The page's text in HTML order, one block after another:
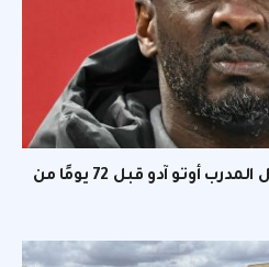
الاتحاد الغاني لكرة القدم يقيل المدرب أوتو آدو قبل 72 يومًا من